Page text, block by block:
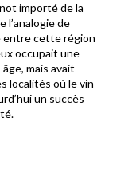
importé de la
l’analogie de
entre cette région
occupait une
mais avait
localités où le vin
un succès